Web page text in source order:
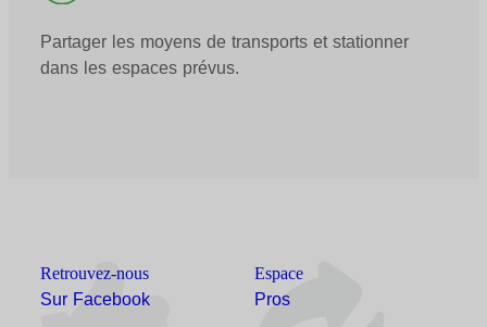
Partager les moyens de transports et stationner
dans les espaces prévus.
Retrouvez-nous
Sur Facebook
Espace
Pros